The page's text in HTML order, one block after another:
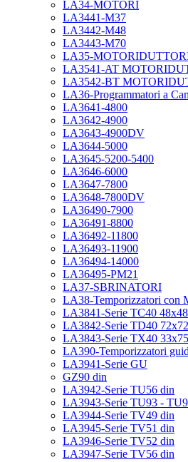
LA34-MOTORI
LA3441-M37
LA3442-M48
LA3443-M70
LA35-
LA3541-AT
LA3542-BT
LA36-Programmatori a
LA3641-4800
LA3642-4900
LA3643-4900DV
LA3644-5000
LA3645-5200-5400
LA3646-6000
LA3647-7800
LA3648-7800DV
LA36490-7900
LA36491-8800
LA36492-11800
LA36493-11900
LA36494-14000
LA36495-PM21
LA37-SBRINATORI
LA38-Temporizzatori con
LA3841-Serie TC40 48x48
LA3842-Serie TD40 72x72
LA3843-Serie TX40 33x75
LA390-Temporizzatori
LA3941-Serie GU
GZ90 din
LA3942-Serie TU56 din
LA3943-Serie TU93 -
LA3944-Serie TV49 din
LA3945-Serie TV51 din
LA3946-Serie TV52 din
LA3947-Serie TV56 din